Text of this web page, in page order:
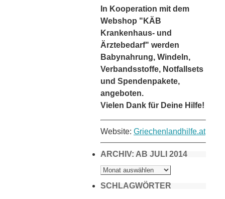
In Kooperation mit dem
Webshop "KÄB
Krankenhaus- und
Ärztebedarf" werden
Babynahrung, Windeln,
Verbandsstoffe, Notfallsets
und Spendenpakete,
angeboten.
Vielen Dank für Deine Hilfe!
Website: Griechenlandhilfe.at
ARCHIV: AB JULI 2014
ARCHIV:
AB
2014
SCHLAGWÖRTER